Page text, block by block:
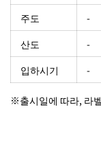
주도
-
산도
-
입하시기
-
※출시일에 따라, 라